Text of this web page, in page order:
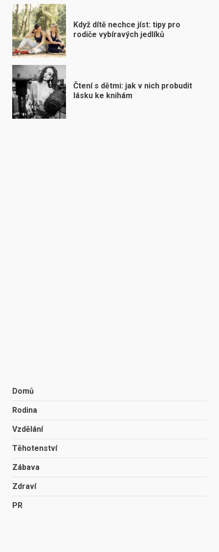
Když dítě nechce jíst: tipy pro
rodiče vybíravých jedlíků
Čtení s dětmi: jak v nich probudit
lásku ke knihám
Domů
Rodina
Vzdělání
Těhotenství
Zábava
Zdraví
PR